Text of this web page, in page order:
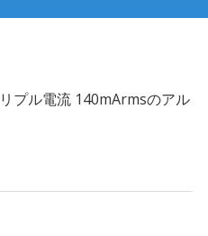
プル電流 140mArmsのアル